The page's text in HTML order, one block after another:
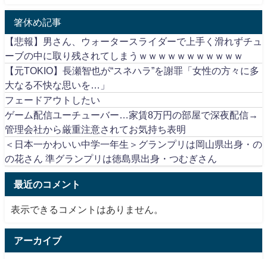
箸休め記事
【悲報】男さん、ウォータースライダーで上手く滑れずチュ
ーブの中に取り残されてしまうｗｗｗｗｗｗｗｗｗｗｗ
【元TOKIO】長瀬智也が“スネハラ”を謝罪「女性の方々に多
大なる不快な思いを…」
フェードアウトしたい
ゲーム配信ユーチューバー…家賃8万円の部屋で深夜配信→
管理会社から厳重注意されてお気持ち表明
＜日本一かわいい中学一年生＞グランプリは岡山県出身・の
の花さん 準グランプリは徳島県出身・つむぎさん
最近のコメント
表示できるコメントはありません。
アーカイブ